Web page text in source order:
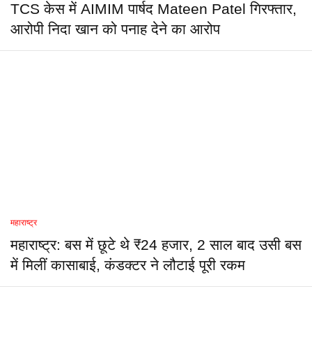
TCS केस में AIMIM पार्षद Mateen Patel गिरफ्तार,
आरोपी निदा खान को पनाह देने का आरोप
महाराष्ट्र
महाराष्ट्र: बस में छूटे थे ₹24 हजार, 2 साल बाद उसी बस
में मिलीं कासाबाई, कंडक्टर ने लौटाई पूरी रकम